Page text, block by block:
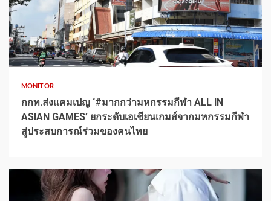
1 min read
MONITOR
กกท.ส่งแคมเปญ ‘#มากกว่ามหกรรมกีฬา ALL IN
ASIAN GAMES’ ยกระดับเอเชียนเกมส์จากมหกรรมกีฬา
สู่ประสบการณ์ร่วมของคนไทย